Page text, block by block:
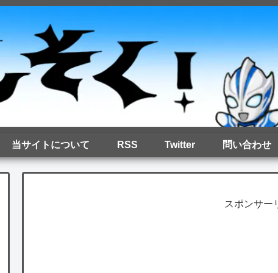
当サイトについて RSS Twitter 問い合わせ
スポンサー